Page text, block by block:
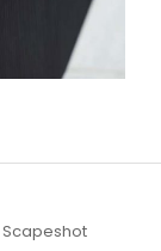
Scapeshot